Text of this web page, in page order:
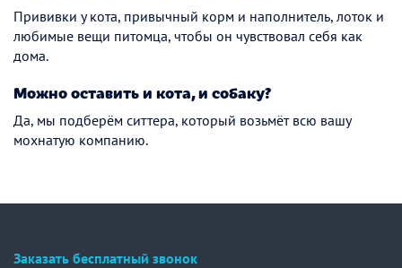
Прививки у кота, привычный корм и наполнитель, лоток и
любимые вещи питомца, чтобы он чувствовал себя как
дома.
Можно оставить и кота, и собаку?
Да, мы подберём ситтера, который возьмёт всю вашу
мохнатую компанию.
Заказать бесплатный звонок